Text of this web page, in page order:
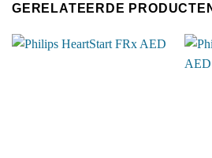
GERELATEERDE